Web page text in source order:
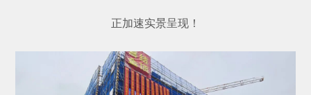
正加速实景呈现！